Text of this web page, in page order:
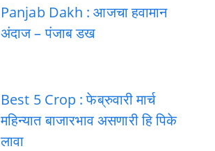
Panjab Dakh : आजचा हवामान
अंदाज – पंजाब डख
Best 5 Crop : फेब्रुवारी मार्च
महिन्यात बाजारभाव असणारी हि पिके
लावा